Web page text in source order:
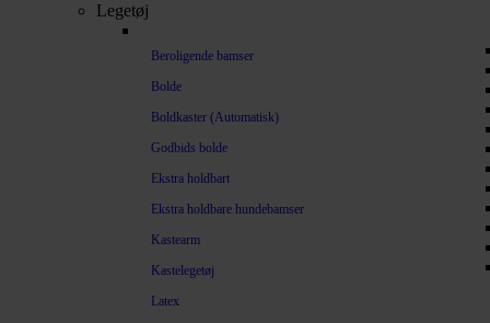
Legetøj
Beroligende bamser
Bolde
Boldkaster (Automatisk)
Godbids bolde
Ekstra holdbart
Ekstra holdbare hundebamser
Kastearm
Kastelegetøj
Latex